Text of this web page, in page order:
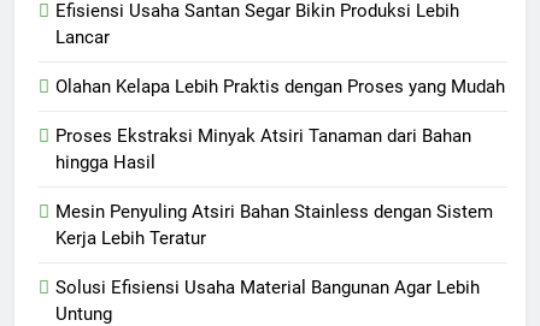
Efisiensi Usaha Santan Segar Bikin Produksi Lebih
Lancar
Olahan Kelapa Lebih Praktis dengan Proses yang Mudah
Proses Ekstraksi Minyak Atsiri Tanaman dari Bahan
hingga Hasil
Mesin Penyuling Atsiri Bahan Stainless dengan Sistem
Kerja Lebih Teratur
Solusi Efisiensi Usaha Material Bangunan Agar Lebih
Untung